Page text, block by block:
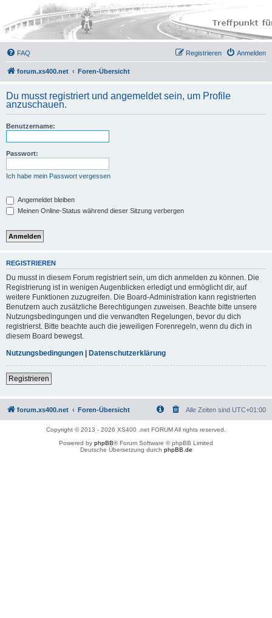
FAQ Anmelden
Registrieren
forum.xs400.net Foren-Übersicht
Du musst registriert und angemeldet sein, um Profile
anzuschauen.
Benutzername:
Passwort:
Ich habe mein Passwort vergessen
Angemeldet bleiben
Meinen Online-Status während dieser Sitzung verbergen
REGISTRIEREN
Du musst in diesem Forum registriert sein, um dich anmelden zu können. Die
Registrierung ist in wenigen Augenblicken erledigt und ermöglicht dir, auf
weitere Funktionen zuzugreifen. Die Board-Administration kann registrierten
Benutzern auch zusätzliche Berechtigungen zuweisen. Beachte bitte unsere
Nutzungsbedingungen und die verwandten Regelungen, bevor du dich
registrierst. Bitte beachte auch die jeweiligen Forenregeln, wenn du dich in
diesem Board bewegst.
Nutzungsbedingungen | Datenschutzerklärung
Registrieren
forum.xs400.net Foren-Übersicht Alle Zeiten sind UTC+01:00
Copyright © 2013 - 2026 XS400 .net FORUM All rights reserved.
Powered by phpBB® Forum Software © phpBB Limited
Deutsche Übersetzung durch phpBB.de